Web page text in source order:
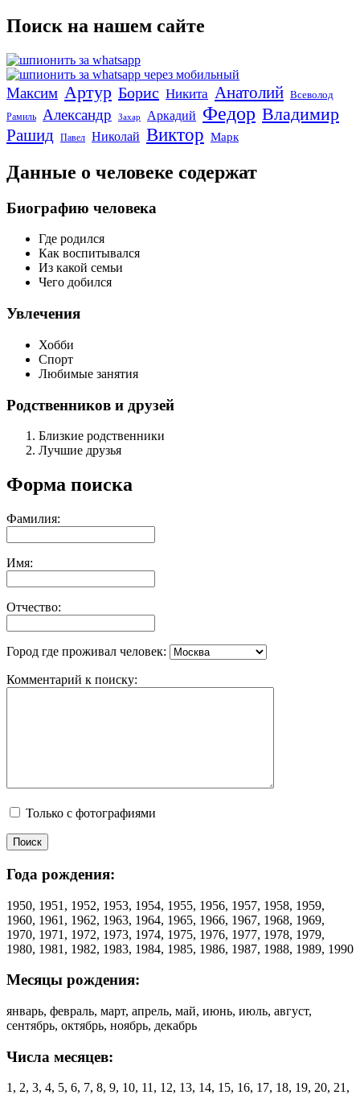
Поиск на нашем сайте
Максим Артур Борис Никита Анатолий Всеволод
Рамиль Александр Захар Аркадий Федор Владимир
Рашид Павел Николай Виктор Марк
Данные о человеке содержат
Биографию человека
Где родился
Как воспитывался
Из какой семьи
Чего добился
Увлечения
Хобби
Спорт
Любимые занятия
Родственников и друзей
Близкие родственники
Лучшие друзья
Форма поиска
Фамилия:
Имя:
Отчество:
Город где проживал человек:
Комментарий к поиску:
Только с фотографиями
Года рождения:
1950, 1951, 1952, 1953, 1954, 1955, 1956, 1957, 1958, 1959,
1960, 1961, 1962, 1963, 1964, 1965, 1966, 1967, 1968, 1969,
1970, 1971, 1972, 1973, 1974, 1975, 1976, 1977, 1978, 1979,
1980, 1981, 1982, 1983, 1984, 1985, 1986, 1987, 1988, 1989, 1990
Месяцы рождения:
январь, февраль, март, апрель, май, июнь, июль, август,
сентябрь, октябрь, ноябрь, декабрь
Числа месяцев:
1, 2, 3, 4, 5, 6, 7, 8, 9, 10, 11, 12, 13, 14, 15, 16, 17, 18, 19, 20, 21,